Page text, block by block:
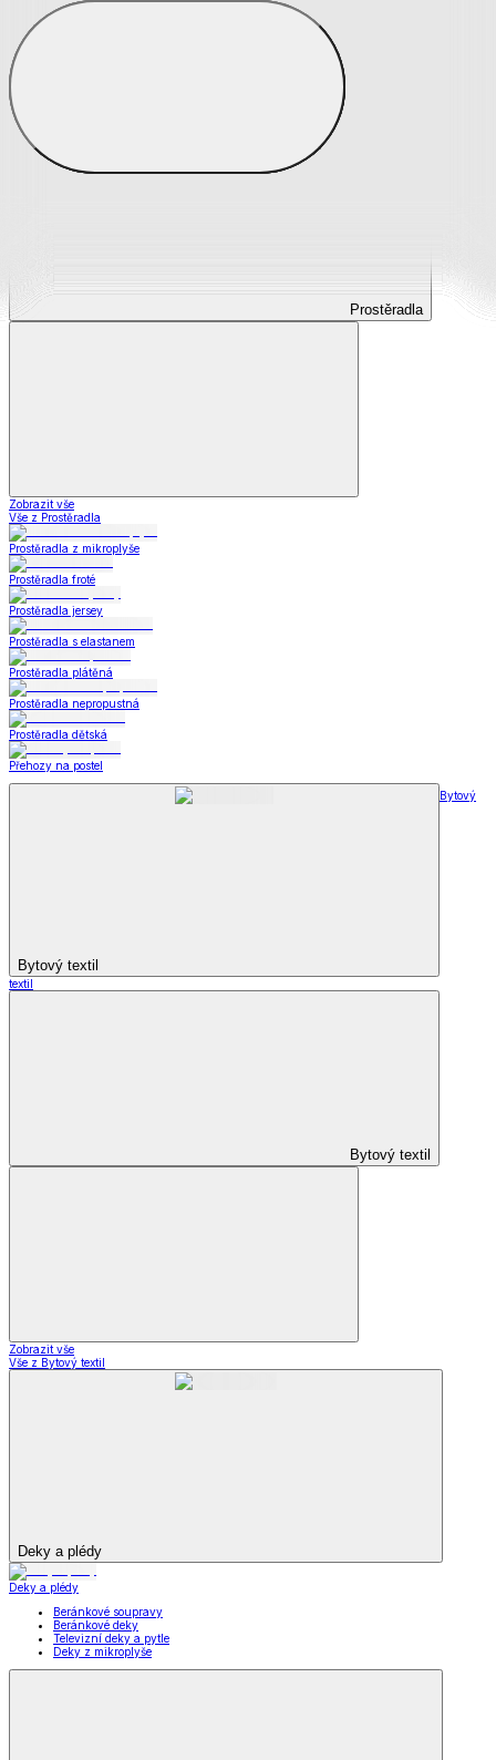
Prostěradla
Prostěradla
Zobrazit vše
Vše z Prostěradla
Prostěradla z mikroplyše
Prostěradla froté
Prostěradla jersey
Prostěradla s elastanem
Prostěradla plátěná
Prostěradla nepropustná
Prostěradla dětská
Přehozy na postel
Bytový textil
Bytový
textil
Bytový textil
Zobrazit vše
Vše z Bytový textil
Deky a plédy
Deky a plédy
Beránkové soupravy
Beránkové deky
Televizní deky a pytle
Deky z mikroplyše